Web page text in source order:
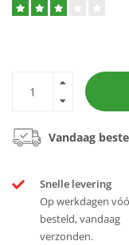
Vandaag
Snelle levering
Op werkdagen
besteld, vandaag
verzonden.